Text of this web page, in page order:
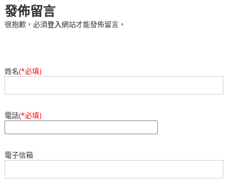
發佈留言
很抱歉，必須登入網站才能發佈留言。
姓名(*必填)
電話(*必填)
電子信箱